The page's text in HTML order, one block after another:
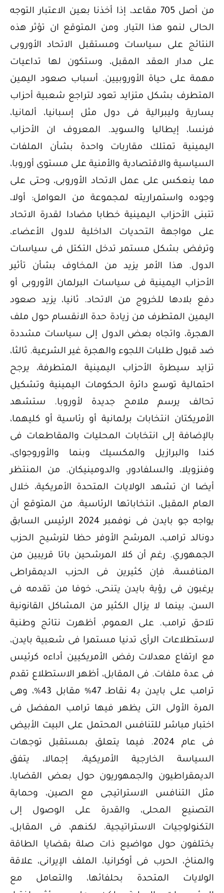
من أصل 705 مقاعد، إذا أخذنا بعين الاعتبار التوجه
الحالى لنمو هذا التيار. ومن المتوقع ان تؤثر هذه
النتائج على سياسات ومستقبل الاتحاد الأوروبى
على مدار العقد المقبل، وستكون لها تداعيات
مهمة على حياة الأوروبيين. أسباب صعود اليمين
المتطرف بشكل متزايد تعود لتراجع شعبية أحزاب
يسارية وليبرالية فى دول مثل إسبانيا، ألمانيا،
فرنسا، إيطاليا والسويد. المعروف ان الأحزاب
اليمينية تمتلك مقاربات واحدة بشأن الملفات
السياسية والاقتصادية والأمنية على مستوى أوروبا،
مما ينعكس على عمل الاتحاد الأوروبى، وحتى على
وجوده واستمراريته لمجموعة من العوامل: أولا،
تتبنى الأحزاب اليمينية خطابا مضادا لقدرة الاتحاد
على مواجهة التحديات الداخلية للدول الأعضاء،
وترفض بشكل مستمر تدخل التكتل فى سياسات
الدول. هذا الأمر يزيد من المخاوف بشأن تأثير
الأحزاب اليمينية فى سياسات البرلمان الأوروبى أو
دفع بلادها للخروج من الاتحاد. ثانيا، يزيد صعود
اليمين المتطرف من زيادة حدة الانقسام حول ملف
الهجرة، واتجاه بعض الدول إلى سياسات مشددة
ضد قبول طلبات اللجوء والهجرة غير الشرعية. ثالثا،
تزايد سيطرة الأحزاب اليمينية المتطرفة، يرجح
احتمالية توسع دائرة الحكومات اليمينية وتشكيل
تحالف يرسم ملامح جديدة لأوروبا. ستشهد
الأمريكتان انتخابات برلمانية أو رئاسية أو كليهما،
بالإضافة إلى انتخابات المحليات والمقاطعات فى
كندا والبرازيل والمكسيك وبنما والأوروجواى،
وفنزويلا، والسلفادور، والدومينيكان. من المنتظر
أيضا ان تشهد الولايات المتحدة الأمريكية، خلال
العام المقبل، انتخاباتها الرئاسية. من المتوقع أن
يواجه جو بايدن فى نوفمبر 2024 الرئيس السابق
دونالد ترامب، المرشح الأوفر حظا لترشيح الحزب
الجمهوري. رغم أن كلا المرشحين باتا قريبين من
المنافسة، فإن كثيرين فى الحزب الديمقراطى
يرغبون فى رؤية بايدن يتنحى، خوفا من تقدمه فى
السن، بينما لا يزال الكثير من المشاكل القانونية
تلاحق ترامب. على العموم، أظهرت نتائج وطنية
لاستطلاعات الرأى تدنيا مستمرا فى شعبية بايدن،
مع ارتفاع معدلات رفض الأمريكيين أداءه كرئيس
فى عدة ملفات. فى المقابل، أظهر الاستطلاع تقدم
ترامب على بايدن بـ4 نقاط، 47% مقابل 43%، وهى
المرة الأولى التى يظهر فيها ترامب المفضل فى
اختبار مباشر للتنافس المحتمل على البيت الأبيض
فى عام 2024. فيما يتعلق بمستقبل توجهات
السياسة الخارجية الأمريكية، إجمالا، يتفق
الديمقراطيون والجمهوريون حول بعض القضايا،
مثل التنافس الاستراتيجى مع الصين، وحماية
التصنيع المحلى، والقدرة على الوصول إلى
التكنولوجيات الاستراتيجية. لكنهم، فى المقابل،
يختلفون حول مواضيع ذات صلة بقضايا الطاقة
والمناخ، الحرب فى أوكرانيا، الملف الإيرانى، علاقة
الولايات المتحدة بحلفائها، والتعامل مع